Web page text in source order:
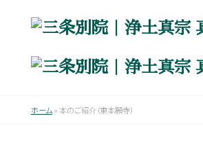
ホーム»本のご紹介（東本願寺）